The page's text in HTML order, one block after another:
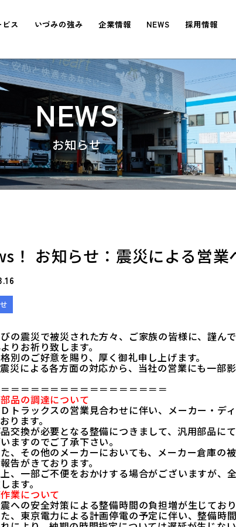
ス いづみの強み 企業情報 NEWS
採用情報
NEWS
！ お知らせ：震災による営業
の震災で被災された方々、ご家族の皆様に、謹ん
りお祈り致します。
別のご好意を賜り、厚く御礼申し上げます。
災による各方面の対応から、当社の営業にも一部
＝＝＝＝＝＝＝＝＝＝＝＝＝＝＝＝
品の調達について
ラックスの営業見合わせに伴い、メーカー・デ
ります。
換が必要となる整備につきまして、汎用部品に
ますのでご了承下さい。
その他のメーカーにおいても、メーカー倉庫の
告がきております。
一部ご不便をおかけする場合がございますが、
ます。
業について
の安全対策による整備時間の負担増が生じており
東京電力による計画停電の予定に伴い、整備時間